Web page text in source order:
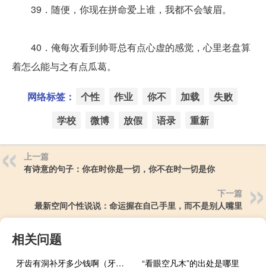
39．随便，你现在拼命爱上谁，我都不会皱眉。
40．俺每次看到帅哥总有点心虚的感觉，心里老盘算
着怎么能与之有点瓜葛。
网络标签： 个性 作业 你不 加载
失败
学校
微博 放假 语录 重新
上一篇
有诗意的句子：你在时你是一切，你不在时一切是你
下一篇
最新空间个性说说：命运握在自己手里，而不是别人嘴里
相关问题
牙齿有洞补牙多少钱啊（牙齿有洞补牙多少钱）
“看眼空凡木”的出处是哪里